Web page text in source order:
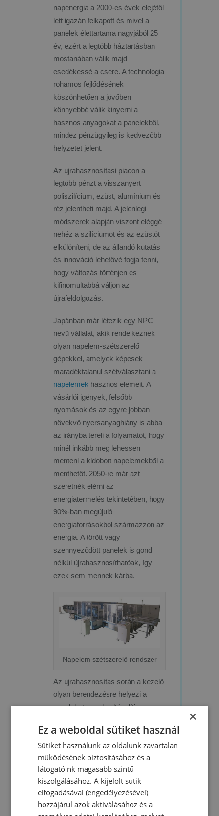
napenergia a 2000-es évek elejétől
lett igazán felkapott és mivel a
panelek élettartama nagyjából 25
év, ezért a legtöbb háztartásban
mostanában válik majd
esedékessé a csere. A technológia
rohamos fejlődésének
köszönhetően a jövőben
könnyebbé válik kinyerni a
hasznos anyagokat a panelekből,
mindez pénzügyileg is kedvezőbb
helyzetet jelent.
Az újrahasznosítási piacon a
legtöbb pénzt a visszanyert
poliszilícium, ezüst, alumínium és
réz jelentheti majd. A jelenlegi
módszerek alapján viszont eléggé
nehéz a szilíciumot és az ezüstöt
elkülöníteni, de az állandó kutatás
és innováció lehetővé fogja tenni,
hogy változás történjen és
kifinomultabbá váljon az
újrafeldolgozás.
Japánban már létezik egy NPC
nevű vállalat, akik rendelkeznek
olyan napelem-szétszerelő
gépekkel, amelyek képesek
maradéktalanul szétválasztani a
napelemek hasznos elemeit. A
vásárlói igények, felsőbb
nyomások és az egyre jobban
növekvő nyersanyaghiány is abba
az irányba tereli a folyamatot, hogy
minél inkább meg lehessen
menteni a kidobott napelemekből a
menthetőt. 2050-re már azt
szeretnék elérni az
energiatermelés tekintetében, hogy
90%-ban megújuló
energiaforrásokból származzon az
energia. A törött vagy
szennyeződött panelek is gond
nélkül újrahasznosíthatóak, így
ezek sem mennek kárba.
Napelem szétszerelő rendszer
Az újrahasznosítás során a kezelő
olyan berendezésre helyezi a
paneleket, amely eltávolítja az
alumínium keretet, természetesen
ezt egy speciális gép segítségével
teszi meg. Az újrahasznosítás
folyamatának befejeztével az
anyagokat bezsákolják, végül
elektromos mérlegen lemérik, az
egész körülbelül 40 másodpercet
×
Ez a weboldal sütiket használ
Sütiket használunk az oldalunk zavartalan
működésének biztosításához és a
látogatóink magasabb szintű
kiszolgálásához. A kijelölt sütik
elfogadásával (engedélyezésével)
hozzájárul azok aktiválásához és a